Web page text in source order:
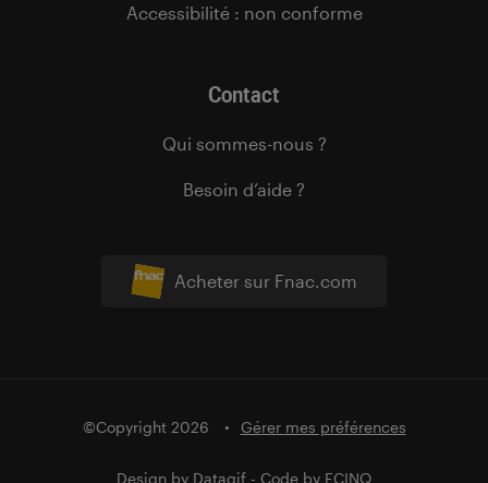
Acheter sur Fnac.com
Accessibilité : non conforme
Contact
Qui sommes-nous ?
Besoin d’aide ?
©Copyright 2026 Gérer mes préférences
Design by Datagif - Code by FCINQ